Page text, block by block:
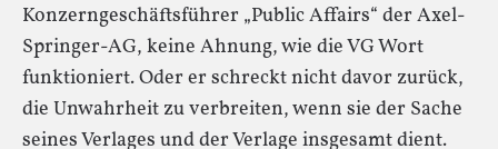
Konzerngeschäftsführer „Public Affairs“ der Axel-
Springer-AG, keine Ahnung, wie die VG Wort
funktioniert. Oder er schreckt nicht davor zurück,
die Unwahrheit zu verbreiten, wenn sie der Sache
seines Verlages und der Verlage insgesamt dient.